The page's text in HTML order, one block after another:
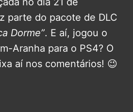
parte do pacote de DLC
Dorme”. E aí, jogou o
Aranha para o PS4? O
aí nos comentários! 😉